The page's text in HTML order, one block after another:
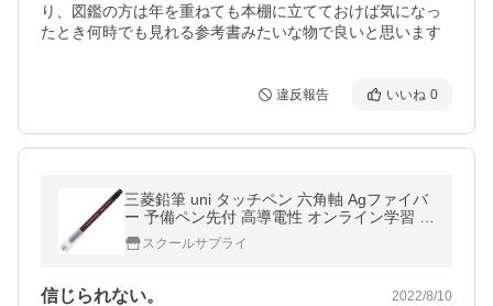
り、図鑑の方は年を重ねても本棚に立てておけば気になっ
たとき何時でも見れる参考書みたいな物で良いと思います
違反報告 いいね 0
三菱鉛筆 uni タッチペン 六角軸 Agファイバ
ー 予備ペン先付 高導電性 オンライン学習 タ
ブレット操作 日本製 [02] 〔合計1100円以上
で購入可〕
スクールサプライ
信じられない。 2022/8/10